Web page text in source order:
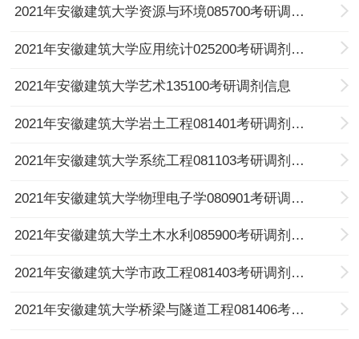
2021年安徽建筑大学资源与环境085700考研调剂信息
2021年安徽建筑大学应用统计025200考研调剂信息
2021年安徽建筑大学艺术135100考研调剂信息
2021年安徽建筑大学岩土工程081401考研调剂信息
2021年安徽建筑大学系统工程081103考研调剂信息
2021年安徽建筑大学物理电子学080901考研调剂信息
2021年安徽建筑大学土木水利085900考研调剂信息
2021年安徽建筑大学市政工程081403考研调剂信息
2021年安徽建筑大学桥梁与隧道工程081406考研调剂信息